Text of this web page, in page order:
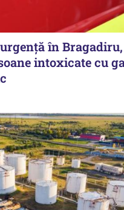
în
intoxicate cu